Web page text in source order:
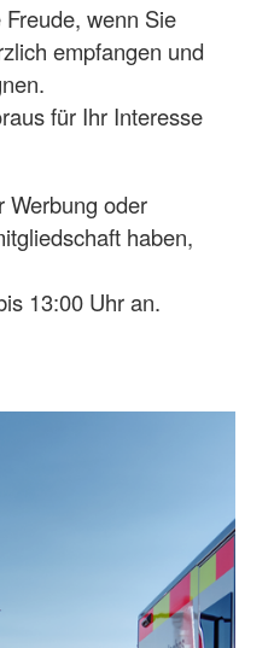
wenn Sie
empfangen und
für Ihr Interesse
Werbung oder
haben,
13:00 Uhr an.